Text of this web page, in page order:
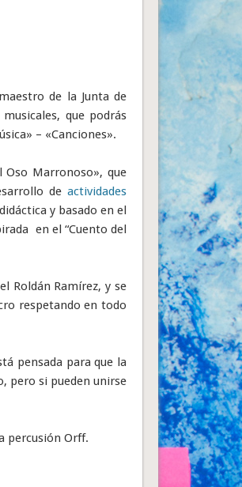
de la Junta de
que podrás
– «Canciones».
Oso Marronoso», que
deactividades
y basado en el
en el “Cuento del
Roldán Ramírez, y se
respetando en todo
pensada para que la
pero si pueden unirse
percusión Orff.